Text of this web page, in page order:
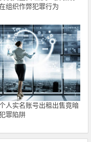
组织作弊犯罪行为
人实名账号出租出售竟暗
罪陷阱